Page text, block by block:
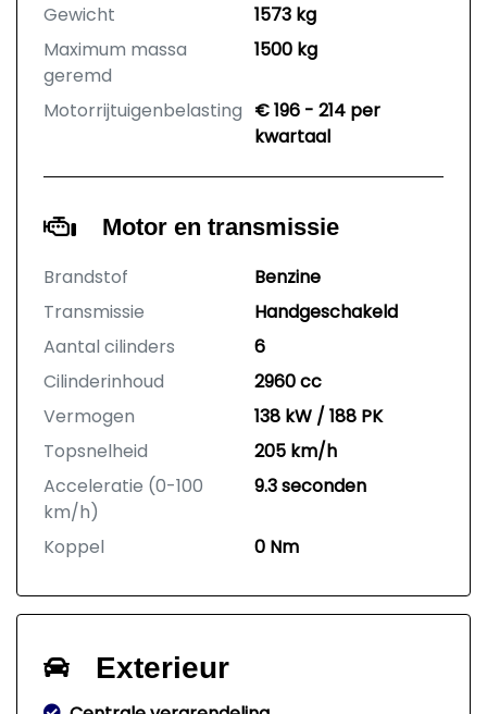
Gewicht
1573 kg
Maximum massa
geremd
1500 kg
Motorrijtuigenbelasting € 196 - 214 per
kwartaal
Motor en transmissie
Brandstof
Benzine
Transmissie
Handgeschakeld
Aantal cilinders
6
Cilinderinhoud
2960 cc
Vermogen
138 kW / 188 PK
Topsnelheid
205 km/h
Acceleratie (0-100
km/h)
9.3 seconden
Koppel 0 Nm
Exterieur